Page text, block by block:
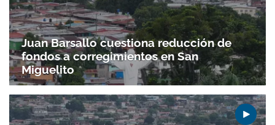
Juan Barsallo cuestiona reducción de
fondos a corregimientos en San
Miguelito